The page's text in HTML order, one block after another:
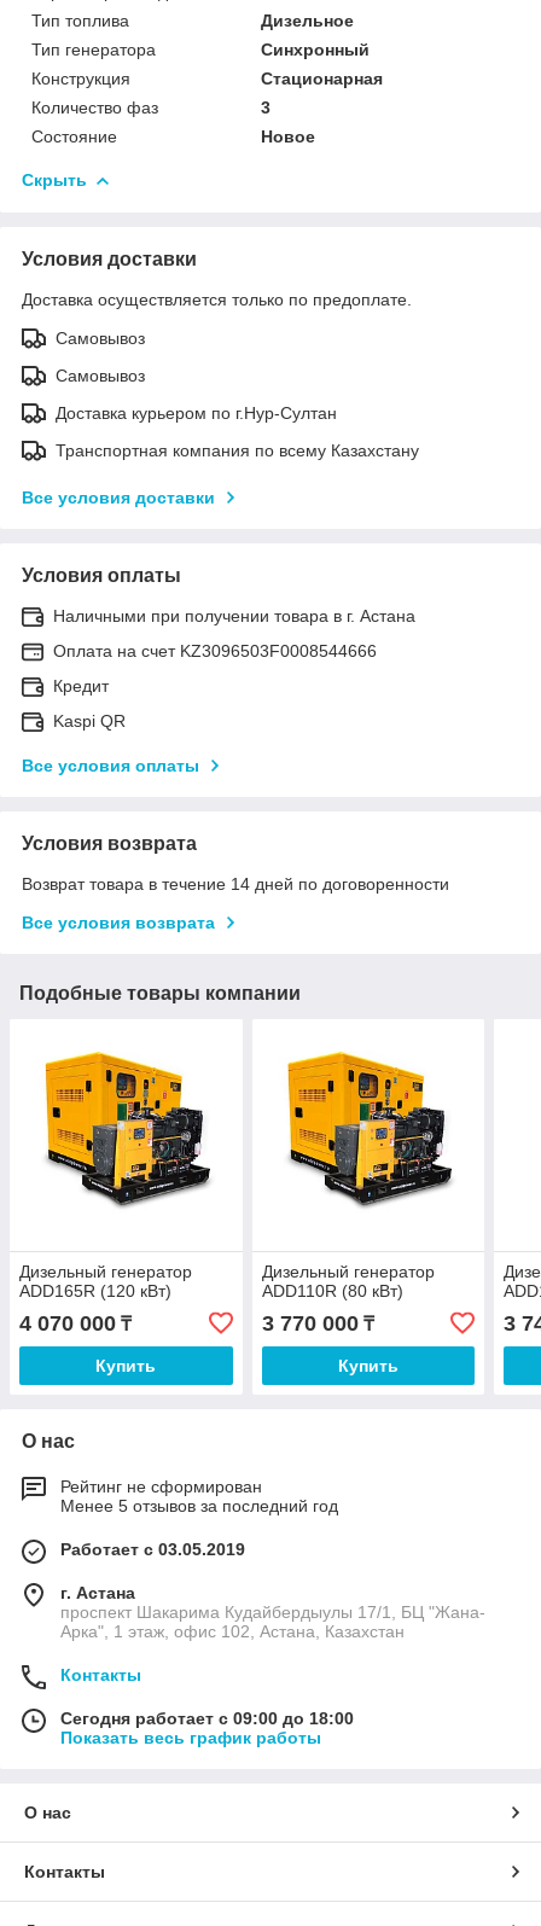
Тип топлива
Дизельное
Тип генератора
Синхронный
Конструкция
Стационарная
Количество фаз
3
Состояние
Новое
Скрыть
Условия доставки
Доставка осуществляется только по предоплате.
Самовывоз
Самовывоз
Доставка курьером по г.Нур-Султан
Транспортная компания по всему Казахстану
Все условия доставки
Условия оплаты
Наличными при получении товара в г. Астана
Оплата на счет KZ3096503F0008544666
Кредит
Kaspi QR
Все условия оплаты
Условия возврата
Возврат товара в течение 14 дней по договоренности
Все условия возврата
Подобные товары компании
Дизельный генератор
ADD165R (120 кВт)
4 070 000 ₸
Купить
Дизельный генератор
ADD110R (80 кВт)
3 770 000₸
Купить
3
О нас
Рейтинг не сформирован
Менее 5 отзывов за последний год
Работает с 03.05.2019
г. Астана
проспект Шакарима Кудайбердыулы 17/1, БЦ "Жана-
Арка", 1 этаж, офис 102, Астана, Казахстан
Контакты
Сегодня работает с 09:00 до 18:00
Показать весь график работы
О нас
Контакты